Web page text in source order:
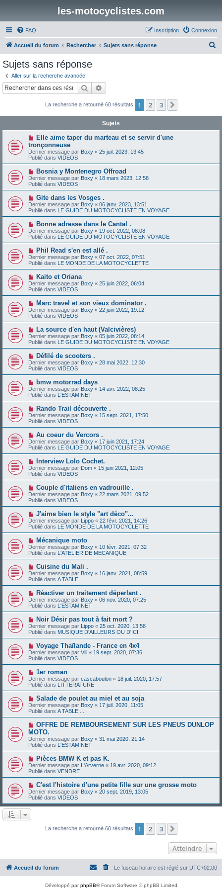
les-motocyclistes.com
FAQ Connexion
Inscription
Accueil du forum Rechercher Sujets sans réponse
c
Sujets sans réponse
Aller sur la recherche avancée
Rechercher
La recherche a retourné 60 résultats 1 2 3
Sujets
N
u
v
e
a
m
e
s
s
g
e
Elle aime taper du marteau et se servir d'une
tronçonneuse
Dernier message par Boxy « 25 juil. 2023, 13:45
Publié dans VIDEOS
N
o
u
v
a
u
m
e
s
a
g
e
Bosnia y Montenegro Offroad
Dernier message par Boxy « 18 mars 2023, 12:58
Publié dans VIDEOS
N
o
u
v
e
a
u
m
e
s
a
g
e
Gite dans les Vosges .
Dernier message par Boxy « 06 janv. 2023, 13:51
Publié dans LE GUIDE DU MOTOCYCLISTE EN VOYAGE
N
o
u
v
e
a
u
m
e
s
a
g
e
Bonne adresse dans le Cantal .
Dernier message par Boxy « 19 oct. 2022, 08:08
Publié dans LE GUIDE DU MOTOCYCLISTE EN VOYAGE
N
o
u
v
e
a
u
m
e
s
a
g
e
Phil Read s'en est allé .
Dernier message par Boxy « 07 oct. 2022, 07:51
Publié dans LE MONDE DE LA MOTOCYCLETTE
N
o
u
v
e
a
u
m
e
s
a
g
e
Kaito et Oriana
Dernier message par Boxy « 25 juin 2022, 06:04
Publié dans VIDEOS
N
o
u
v
e
a
u
m
e
s
a
g
e
Marc travel et son vieux dominator .
Dernier message par Boxy « 22 juin 2022, 19:12
Publié dans VIDEOS
N
o
u
v
e
a
u
m
e
s
a
g
e
La source d'en haut (Valcivières)
Dernier message par Boxy « 05 juin 2022, 08:14
Publié dans LE GUIDE DU MOTOCYCLISTE EN VOYAGE
N
o
u
v
e
a
u
m
e
s
a
g
Défilé de scooters .
Dernier message par Boxy « 28 mai 2022, 12:30
Publié dans VIDEOS
N
o
u
v
e
a
u
m
e
s
s
a
g
e
bmw motorrad days
Dernier message par Boxy « 14 avr. 2022, 08:25
Publié dans L'ESTAMINET
N
o
u
v
a
u
m
e
s
a
g
e
Rando Trail découverte .
Dernier message par Boxy « 15 sept. 2021, 17:50
Publié dans VIDEOS
N
o
u
v
e
a
u
m
e
s
s
a
g
Au coeur du Vercors .
Dernier message par Boxy « 17 juin 2021, 17:24
Publié dans LE GUIDE DU MOTOCYCLISTE EN VOYAGE
N
o
u
v
a
u
m
e
s
s
a
g
e
Interview Lolo Cochet.
Dernier message par Dom « 15 juin 2021, 12:05
Publié dans VIDEOS
N
o
u
v
a
u
m
e
s
a
g
e
Couple d'italiens en vadrouille .
Dernier message par Boxy « 22 mars 2021, 09:52
Publié dans VIDEOS
N
o
u
v
e
a
u
m
e
s
s
a
g
e
J'aime bien le style "art déco"...
Dernier message par Lippo « 22 févr. 2021, 14:26
Publié dans LE MONDE DE LA MOTOCYCLETTE
N
o
u
v
a
u
m
e
s
a
g
e
Mécanique moto
Dernier message par Boxy « 10 févr. 2021, 07:32
Publié dans L'ATELIER DE MECANIQUE
N
o
u
v
e
a
u
m
e
s
a
g
e
Cuisine du Mali .
Dernier message par Boxy « 16 janv. 2021, 08:59
Publié dans A TABLE ....
N
o
u
v
e
a
u
m
e
s
s
a
g
e
Réactiver un traitement déperlant .
Dernier message par Boxy « 06 nov. 2020, 07:25
Publié dans L'ESTAMINET
N
o
u
v
e
u
m
e
s
s
a
g
e
Noir Désir pas tout à fait mort ?
Dernier message par Lippo « 25 oct. 2020, 13:58
Publié dans MUSIQUE D'AILLEURS OU D'ICI
N
o
u
v
a
u
m
e
s
s
a
g
e
Voyage Thaïlande - France en 4x4
Dernier message par Vili « 19 sept. 2020, 07:36
Publié dans VIDEOS
N
o
u
v
e
a
u
m
e
s
s
a
g
e
1er roman
Dernier message par cascaboulon « 18 juil. 2020, 17:57
Publié dans LITTERATURE
N
o
u
v
a
u
m
e
s
s
a
g
e
Salade de poulet au miel et au soja
Dernier message par Boxy « 17 juil. 2020, 11:05
Publié dans A TABLE ....
N
o
u
v
e
a
m
e
s
s
g
e
OFFRE DE REMBOURSEMENT SUR LES PNEUS DUNLOP
MOTO.
Dernier message par Boxy « 31 mai 2020, 21:14
Publié dans L'ESTAMINET
N
o
u
v
a
u
m
e
Pièces BMW K et pas K.
Dernier message par L'Arverne « 19 avr. 2020, 09:12
Publié dans VENDRE
N
o
u
v
e
C'est l'histoire d'une petite fille sur une grosse moto
Dernier message par Boxy « 20 sept. 2019, 13:05
Publié dans VIDEOS
La recherche a retourné 60 résultats 1 2 3
Atteindre
Accueil du forum Le fuseau horaire est réglé sur UTC+02:00
Développé parphpBB® Forum Software © phpBB Limited